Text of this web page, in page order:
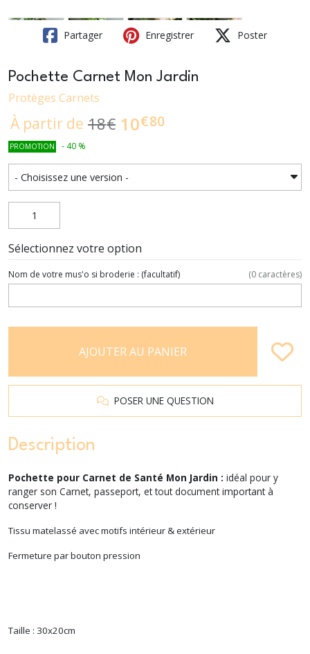
Partager Enregistrer Poster
Pochette Carnet Mon Jardin
Protèges Carnets
À partir de 18€ 10€80
PROMOTION - 40 %
Sélectionnez votre option
Nom de votre mus'o si broderie : (facultatif) (0 caractères)
AJOUTER AU PANIER
POSER UNE QUESTION
Description
Pochette pour Carnet de Santé Mon Jardin : idéal pour y
ranger son Carnet, passeport, et tout document important à
conserver !
Tissu matelassé avec motifs intérieur & extérieur
Fermeture par bouton pression
Taille : 30x20cm